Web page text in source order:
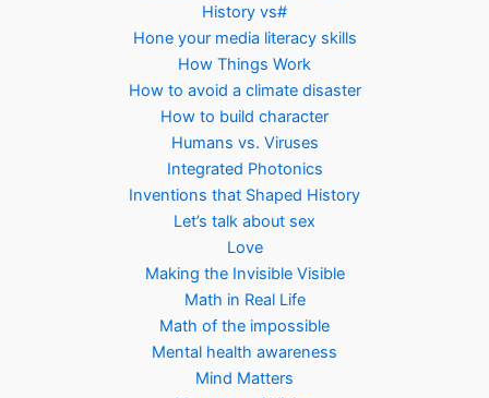
History vs#
Hone your media literacy skills
How Things Work
How to avoid a climate disaster
How to build character
Humans vs. Viruses
Integrated Photonics
Inventions that Shaped History
Let’s talk about sex
Love
Making the Invisible Visible
Math in Real Life
Math of the impossible
Mental health awareness
Mind Matters